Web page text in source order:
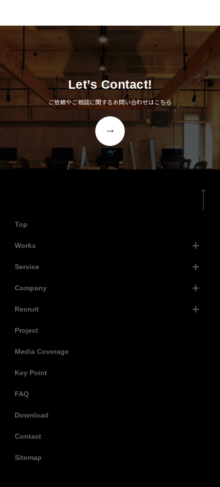
Let’s Contact!
ご依頼やご相談に関するお問い合わせはこちら
Top
Works
Service
Company
Recruit
Project
Media Coverage
Key Point
FAQ
Download
Contact
Sitemap